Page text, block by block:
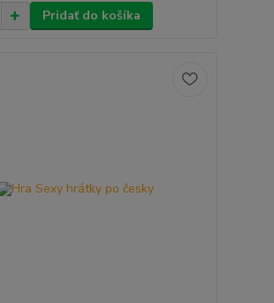
Pridať do košíka